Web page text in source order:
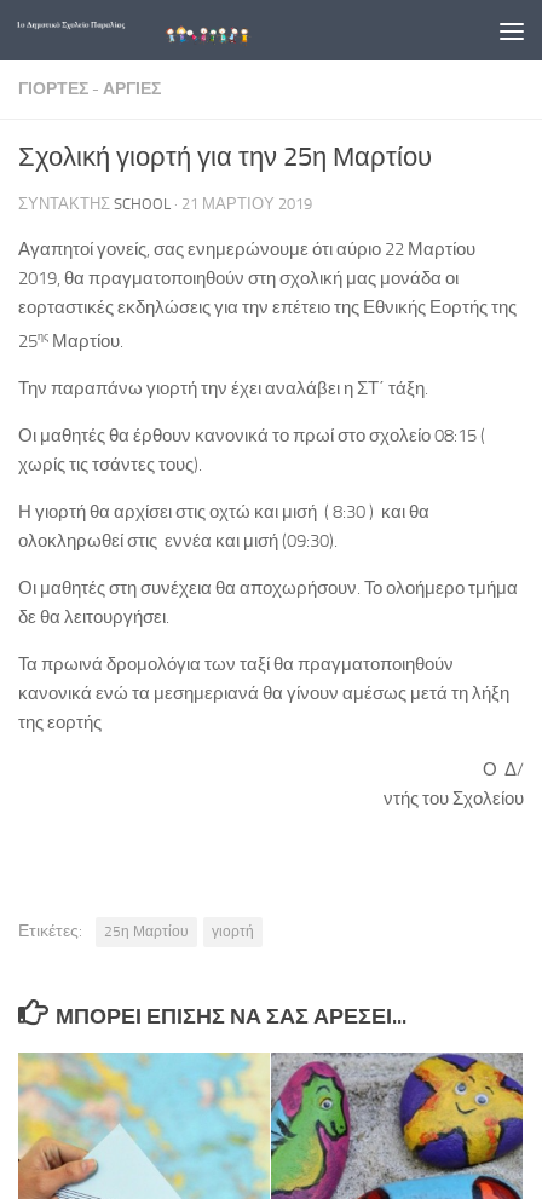
Skip to content
ΓΙΟΡΤΈΣ - ΑΡΓΊΕΣ
Σχολική γιορτή για την 25η Μαρτίου
ΣΥΝΤΆΚΤΗΣ SCHOOL · 21 ΜΑΡΤΊΟΥ 2019
Αγαπητοί γονείς, σας ενημερώνουμε ότι αύριο 22 Μαρτίου
2019, θα πραγματοποιηθούν στη σχολική μας μονάδα οι
εορταστικές εκδηλώσεις για την επέτειο της Εθνικής Εορτής της
25ης Μαρτίου.
Την παραπάνω γιορτή την έχει αναλάβει η ΣΤ΄ τάξη.
Οι μαθητές θα έρθουν κανονικά το πρωί στο σχολείο 08:15 (
χωρίς τις τσάντες τους).
Η γιορτή θα αρχίσει στις οχτώ και μισή ( 8:30 ) και θα
ολοκληρωθεί στις εννέα και μισή (09:30).
Οι μαθητές στη συνέχεια θα αποχωρήσουν. Το ολοήμερο τμήμα
δε θα λειτουργήσει.
Τα πρωινά δρομολόγια των ταξί θα πραγματοποιηθούν
κανονικά ενώ τα μεσημεριανά θα γίνουν αμέσως μετά τη λήξη
της εορτής
Ο Δ/
ντής του Σχολείου
Ετικέτες: 25η Μαρτίου γιορτή
ΜΠΟΡΕΊ ΕΠΊΣΗΣ ΝΑ ΣΑΣ ΑΡΈΣΕΙ...